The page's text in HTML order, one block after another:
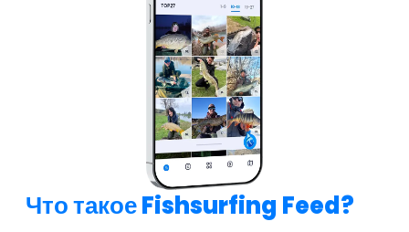
Что такое Fishsurfing Feed?